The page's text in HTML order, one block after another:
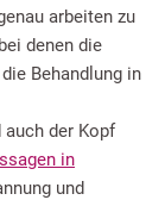
arbeiten zu
denen die
Behandlung in
der Kopf
in
und